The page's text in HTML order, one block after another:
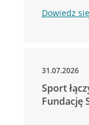
Dowiedz
31.07.2026
Sport
Fundację